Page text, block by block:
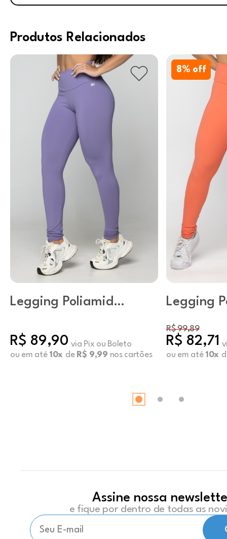
Produtos Relacionados
Legging Poliamida
R$ 89,90 via Pix ou Boleto
ou em até 10x de R$ 9,99 nos cartões
8% off
Legging
R$ 99,89
R$ 82,71
ou em até 10x
Assine nossa
e fique por dentro de todas as